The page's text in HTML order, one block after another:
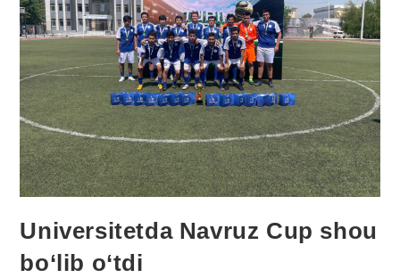
Universitetda Navruz Cup shou
bo‘lib o‘tdi